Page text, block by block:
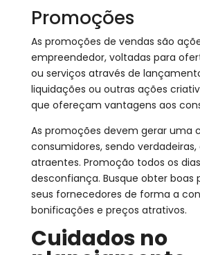
Promoções
As promoções de vendas são
empreendedor, voltadas para
ou serviços através de
liquidações ou outras ações
que ofereçam vantagens aos
As promoções devem gerar uma
consumidores, sendo
atraentes. Promoção todos os
desconfiança. Busque obter boas
seus fornecedores de forma a
bonificações e preços atrativos.
Cuidados no